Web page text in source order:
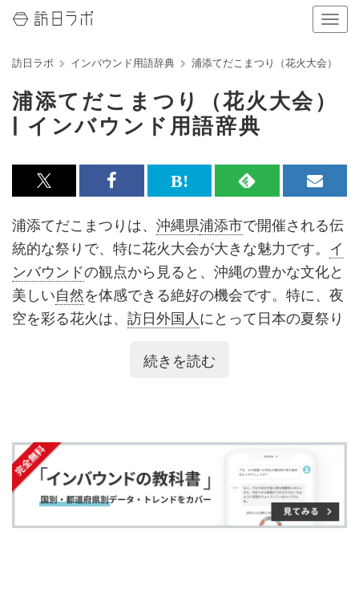
ナ
ビ
ー
示
切
替
え
る
訪日ラボ インバウンド用語辞典 浦添てだこまつり（花火大会）
浦添てだこまつり（花火大会）
| インバウンド用語辞典
x<br>
で
記
事
を
シ
Facebook<br>
で
記
事
を
シ
は
て
な
ブ
ッ
ク
ー
追
加
RSS
で
記
事
を
購
メ
ル
マ
ガ
登
録
浦添てだこまつりは、 沖縄県浦添市で開催される伝
統的な祭りで、特に花火大会が大きな魅力です。 イ
ンバウンドの観点から見ると、沖縄の豊かな文化と
美しい自然を体感できる絶好の機会です。特に、夜
空を彩る花火は、 訪日外国人にとって日本の夏祭り
アジア 圏からの観光客が多く、
の外国人観光客が訪れることもあります。
人気の場所としては、花火がよく見える浦添運動公
園や、地元の屋台が並ぶエリアが挙げられます。こ
れらの場所では、地元の食文化も楽しむことがで
続きを読む